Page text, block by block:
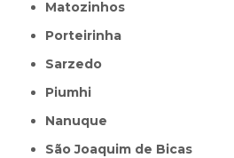
Matozinhos
Porteirinha
Sarzedo
Piumhi
Nanuque
São Joaquim de Bicas